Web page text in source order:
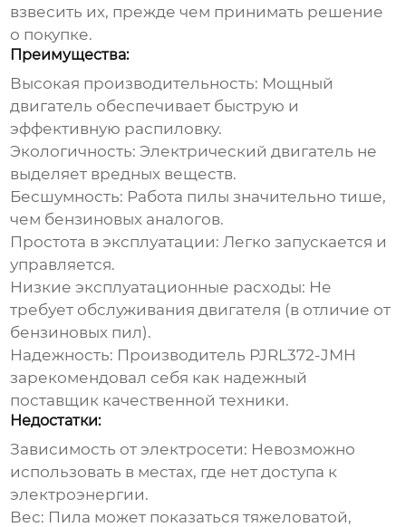
взвесить их, прежде чем принимать решение
о покупке.
Преимущества:
Высокая производительность: Мощный
двигатель обеспечивает быструю и
эффективную распиловку.
Экологичность: Электрический двигатель не
выделяет вредных веществ.
Бесшумность: Работа пилы значительно тише,
чем бензиновых аналогов.
Простота в эксплуатации: Легко запускается и
управляется.
Низкие эксплуатационные расходы: Не
требует обслуживания двигателя (в отличие от
бензиновых пил).
Надежность: Производитель PJRL372-JMH
зарекомендовал себя как надежный
поставщик качественной техники.
Недостатки:
Зависимость от электросети: Невозможно
использовать в местах, где нет доступа к
электроэнергии.
Вес: Пила может показаться тяжеловатой,